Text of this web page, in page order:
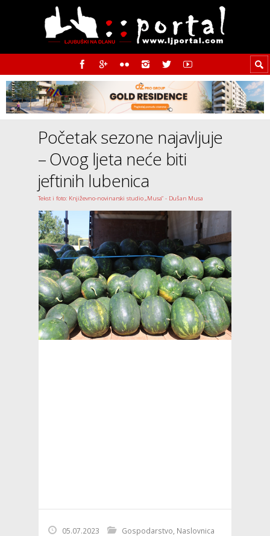
Početak sezone najavljuje
– Ovog ljeta neće biti
jeftinih lubenica
Tekst i foto: Književno-novinarski studio „Musa“ - Dušan Musa
05.07.2023 Gospodarstvo Naslovnica